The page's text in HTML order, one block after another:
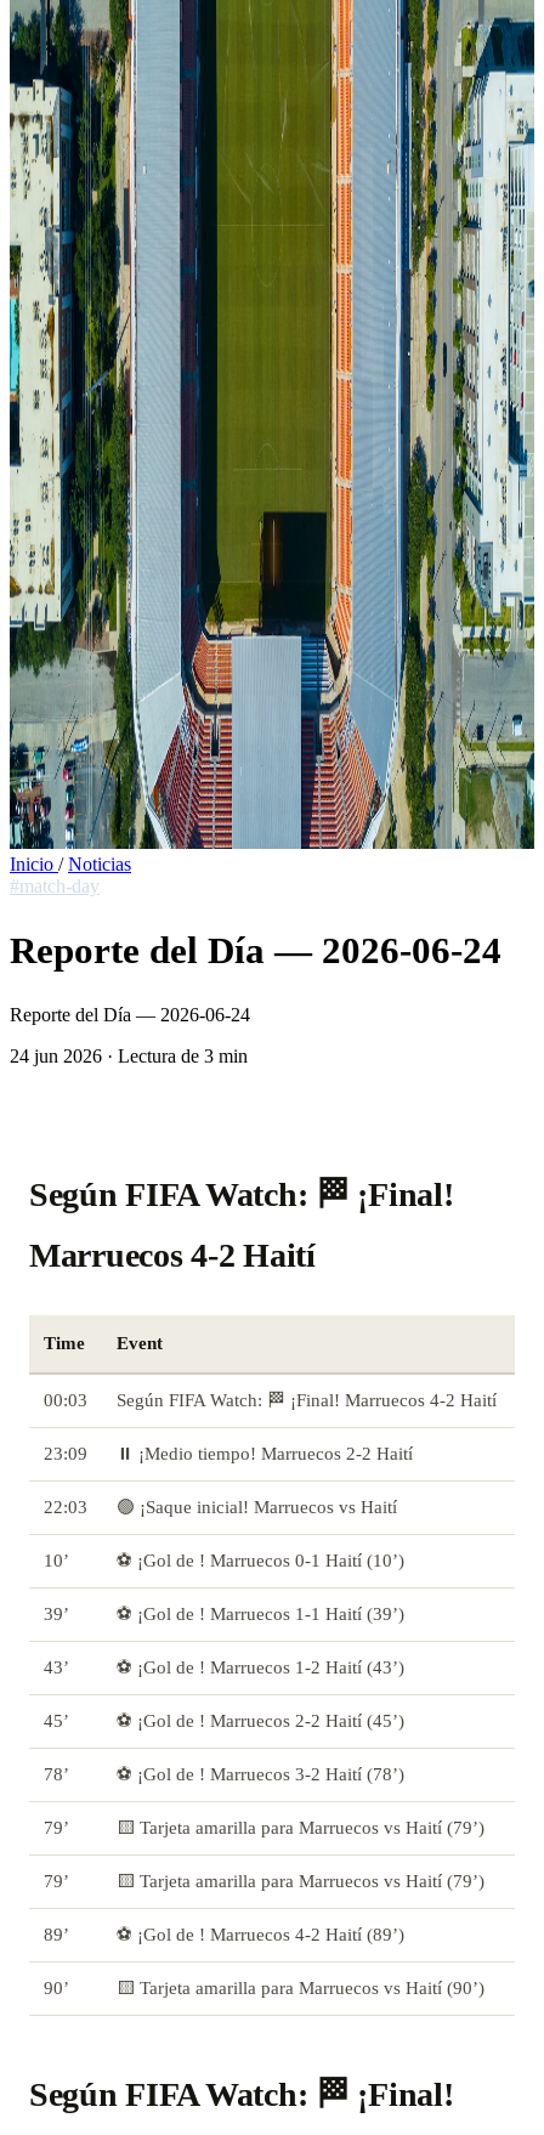
Inicio / Noticias
#match-day
Reporte del Día — 2026-06-24
Reporte del Día — 2026-06-24
24 jun 2026 · Lectura de 3 min
Según FIFA Watch: 🏁 ¡Final!
Marruecos 4-2 Haití
Time Event
00:03 Según FIFA Watch: 🏁 ¡Final! Marruecos 4-2 Haití
23:09 ⏸️ ¡Medio tiempo! Marruecos 2-2 Haití
22:03 🟢 ¡Saque inicial! Marruecos vs Haití
10’ ⚽ ¡Gol de ! Marruecos 0-1 Haití (10’)
39’ ⚽ ¡Gol de ! Marruecos 1-1 Haití (39’)
43’ ⚽ ¡Gol de ! Marruecos 1-2 Haití (43’)
45’ ⚽ ¡Gol de ! Marruecos 2-2 Haití (45’)
78’ ⚽ ¡Gol de ! Marruecos 3-2 Haití (78’)
79’ 🟨 Tarjeta amarilla para Marruecos vs Haití (79’)
79’ 🟨 Tarjeta amarilla para Marruecos vs Haití (79’)
89’ ⚽ ¡Gol de ! Marruecos 4-2 Haití (89’)
90’ 🟨 Tarjeta amarilla para Marruecos vs Haití (90’)
Según FIFA Watch: 🏁 ¡Final!